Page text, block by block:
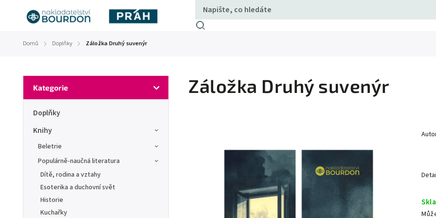
Domů / Doplňky / Záložka Druhý suvenýr
Kategorie
Doplňky
Knihy
Beletrie
Populárně-naučná literatura
Dítě, rodina a vztahy
Esoterika a duchovní svět
Historie
Kuchařky
Záložka Druhý suvenýr